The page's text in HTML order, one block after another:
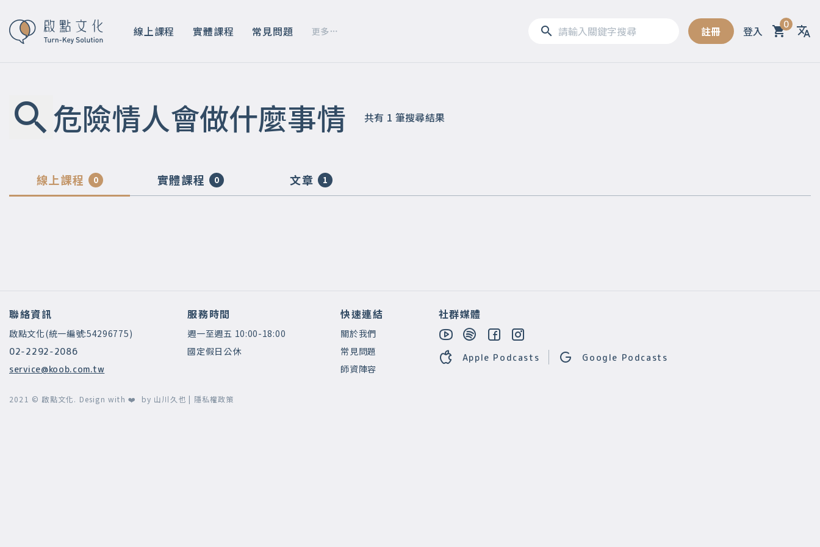
線上課程 實體課程 常見問題 更多 註冊 登入 0
危險情人會做什麼事情 共有 1 筆搜尋結果
線上課程 0 實體課程 0 文章 1
聯絡資訊
啟點文化(統一編號:54296775)
02-2292-2086
service@koob.com.tw
服務時間
週一至週五 10:00-18:00
國定假日公休
快速連結
關於我們
常見問題
師資陣容
社群媒體
Apple Podcasts Google Podcasts
2021 © 啟點文化. Design with ❤️ by 山川久也 | 隱私權政策